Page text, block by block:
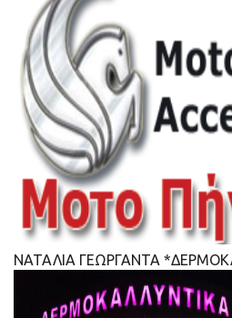
ΝΑΤΑΛΙΑ ΓΕΩΡΓΑΝΤΑ